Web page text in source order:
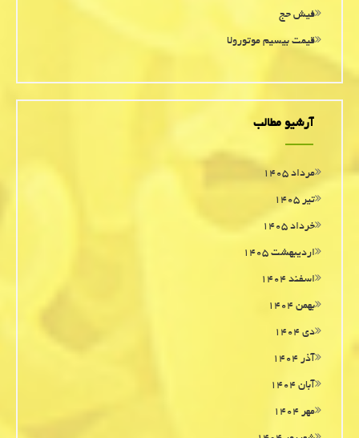
فیش حج
قیمت بیسیم موتورولا
آرشیو مطالب
مرداد ۱۴۰۵
تیر ۱۴۰۵
خرداد ۱۴۰۵
اردیبهشت ۱۴۰۵
اسفند ۱۴۰۴
بهمن ۱۴۰۴
دی ۱۴۰۴
آذر ۱۴۰۴
آبان ۱۴۰۴
مهر ۱۴۰۴